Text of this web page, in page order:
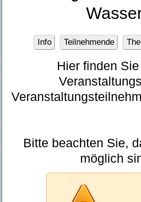
Info Teilnehmende
Hier finden
Bitte beachten Sie,
möglich